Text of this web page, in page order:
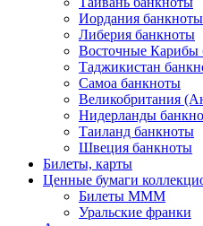
Иордания банкноты
Либерия банкноты
Восточные Карибы
Таджикистан
Самоа банкноты
Великобритания
Нидерланды
Таиланд банкноты
Швеция банкноты
Билеты, карты
Ценные бумаги
Билеты МММ
Уральские франки